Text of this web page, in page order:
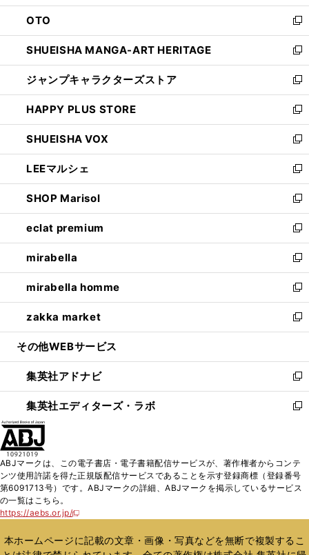
ウ
で
開
く
ン
ド
ウ
で
開
く
OTO
新
し
い
ウ
ィ
ン
ド
ウ
で
開
く
SHUEISHA MANGA-ART HERITAGE
新
し
い
ウ
ィ
ン
ド
ウ
で
開
く
ジャンプキャラクターズストア
新
し
い
ウ
ィ
ン
ド
ウ
で
開
く
HAPPY PLUS STORE
新
し
い
ウ
ィ
ン
ド
ウ
で
開
く
SHUEISHA VOX
新
し
い
ウ
ィ
ン
ド
ウ
で
開
く
LEEマルシェ
新
し
い
ウ
ィ
ン
ド
ウ
で
開
く
SHOP Marisol
新
し
い
ウ
ィ
ン
ド
ウ
で
開
eclat premium
新
し
い
ウ
ィ
ン
ド
ウ
開
く
mirabella
新
し
い
ウ
ィ
ン
ウ
で
開
く
mirabella homme
新
し
い
ウ
ン
ド
ウ
で
zakka market
新
し
ウ
ィ
ン
ド
く
その他WEBサービス
集英社アドナビ
新
し
い
ド
ウ
で
集英社エディターズ・ラボ
新
ィ
ン
ド
開
ABJマークは、この電子書店・電子書籍配信サービスが、著作権者からコンテ
ンツ使用許諾を得た正規版配信サービスであることを示す登録商標（登録番号
第6091713号）です。ABJマークの詳細、ABJマークを掲示しているサービス
の一覧はこちら。
https://aebs.or.jp/
新
い
ウ
本ホームページに記載の文章・画像・写真などを無断で複製するこ